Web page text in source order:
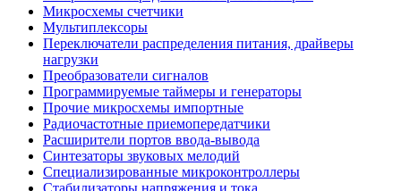
Микросхемы счетчики
Мультиплексоры
Переключатели распределения питания, драйверы
нагрузки
Преобразователи сигналов
Программируемые таймеры и генераторы
Прочие микросхемы импортные
Радиочастотные приемопередатчики
Расширители портов ввода-вывода
Синтезаторы звуковых мелодий
Специализированные микроконтроллеры
Стабилизаторы напряжения и тока